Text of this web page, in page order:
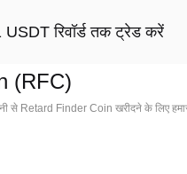
रिवॉर्ड तक ट्रेड करें
(RFC)
से Retard Finder Coin खरीदने के लिए